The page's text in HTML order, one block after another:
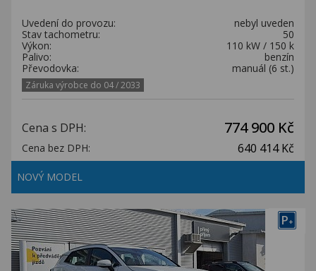
Uvedení do provozu:
nebyl uveden
Stav tachometru:
50
Výkon:
110 kW / 150 k
Palivo:
benzín
Převodovka:
manuál (6 st.)
Záruka výrobce do 04 / 2033
Cena s DPH: 774 900 Kč
Cena bez DPH: 640 414 Kč
NOVÝ MODEL
P+